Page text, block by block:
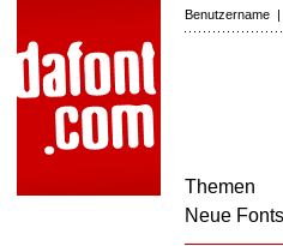
Benutzername |
Themen
Neue Fonts